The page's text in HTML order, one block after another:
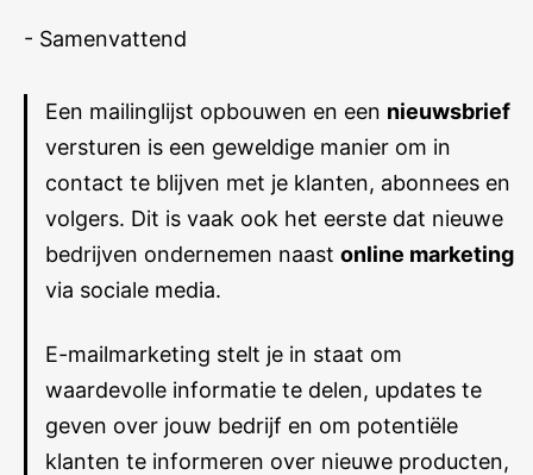
- Samenvattend
Een mailinglijst opbouwen en een nieuwsbrief
versturen is een geweldige manier om in
contact te blijven met je klanten, abonnees en
volgers. Dit is vaak ook het eerste dat nieuwe
bedrijven ondernemen naast online marketing
via sociale media.
E-mailmarketing stelt je in staat om
waardevolle informatie te delen, updates te
geven over jouw bedrijf en om potentiële
klanten te informeren over nieuwe producten,